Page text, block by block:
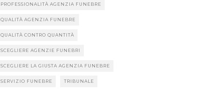
PROFESSIONALITÀ AGENZIA FUNEBRE
QUALITÀ AGENZIA FUNEBRE
QUALITÀ CONTRO QUANTITÀ
SCEGLIERE AGENZIE FUNEBRI
SCEGLIERE LA GIUSTA AGENZIA FUNEBRE
SERVIZIO FUNEBRE TRIBUNALE